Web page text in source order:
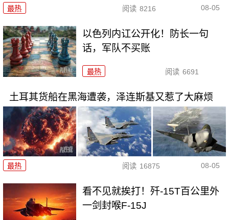
最热 阅读 8216 08-05
以色列内讧公开化！防长一句
话，军队不买账
最热 阅读 6691
土耳其货船在黑海遭袭，泽连斯基又惹了大麻烦
最热 阅读 16875 08-05
看不见就挨打！歼-15T百公里外
一剑封喉F-15J